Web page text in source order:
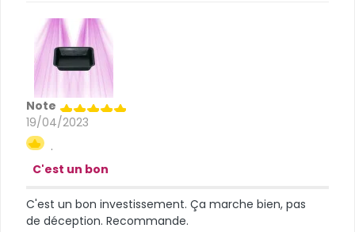
Note
19/04/2023
.
C'est un bon
C'est un bon investissement. Ça marche bien, pas
de déception. Recommande.